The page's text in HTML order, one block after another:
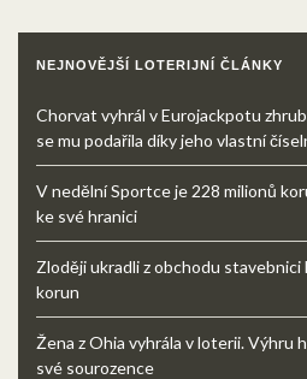
NEJNOVĚJŠÍ LOTERIJNÍ ČLÁNKY
Chorvat vyhrál v Eurojackpotu
se mu podařila díky jeho vlastní
V nedělní Sportce je 228 milionů
ke své hranici
Zloději ukradli z obchodu stavebnici
korun
Žena z Ohia vyhrála v loterii. Výhru
své sourozence